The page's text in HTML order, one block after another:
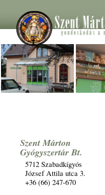
Szent Márton
Gyógyszertár Bt.
5712 Szabadkígyós
József Attila utca 3.
+36 (66) 247-670